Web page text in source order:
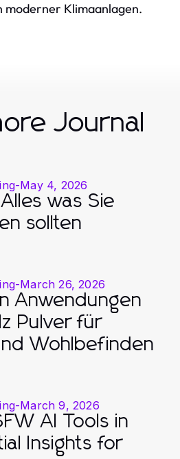
moderner Klimaanlagen.
Journal
-May 4, 2026
was Sie
sollten
-March 26, 2026
Anwendungen
Pulver für
Wohlbefinden
-March 9, 2026
AI Tools in
Insights for